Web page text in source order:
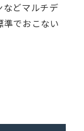
などマルチデ
準でおこない